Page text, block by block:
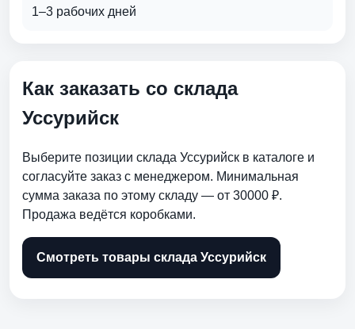
1–3 рабочих дней
Как заказать со склада
Уссурийск
Выберите позиции склада Уссурийск в каталоге и
согласуйте заказ с менеджером. Минимальная
сумма заказа по этому складу — от 30000 ₽.
Продажа ведётся коробками.
Смотреть товары склада Уссурийск